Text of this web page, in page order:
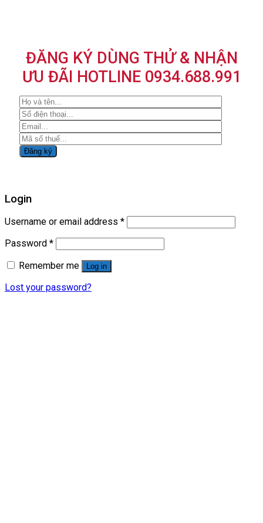
ĐĂNG KÝ DÙNG THỬ & NHẬN
ƯU ĐÃI HOTLINE 0934.688.991
Login
Username or email address *
Password *
Remember me
Log in
Lost your password?